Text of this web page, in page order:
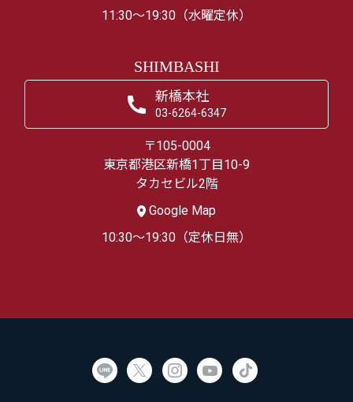
11:30～19:30（水曜定休）
SHIMBASHI
新橋本社
03-6264-6347
〒105-0004
東京都港区新橋1丁目10-9
タカセビル2階
Google Map
10:30～19:30（定休日無）